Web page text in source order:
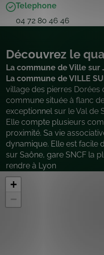
Telephone
04 72 80 46 46
Découvrez le
La commune de Ville sur
La commune de VILLE
village des pierres Dorées
commune située à flanc
exceptionnel sur le Val de
Elle compte plusieurs
proximité. Sa vie
dynamique. Elle est facile
sur Saône, gare SNCF la
rendre à Lyon
+
−